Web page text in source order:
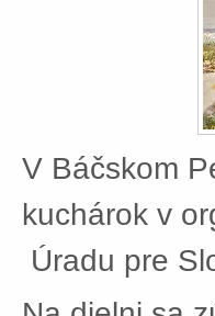
V Báčskom
kuchárok v
Úradu pre